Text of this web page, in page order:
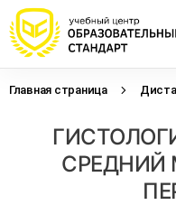
Главная страница
СРЕДНИЙ
Оставьте свои
Оставьте свои
Оставьте свои